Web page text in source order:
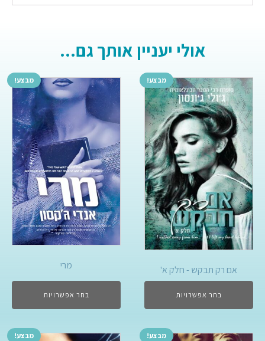
אולי יעניין אותך גם...
מבצע!
אם רק תבקש - חלק א'
בחר אפשרויות
מבצע!
מרי
בחר אפשרויות
מבצע! מבצע!